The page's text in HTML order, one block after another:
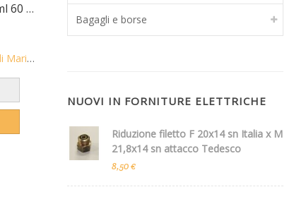
Silicone acetico NERO ml 60 per alte temperature fino a +260 C
S.n.c.
Chiavi a "T" a 3 teste maschio esagonali mm 2,5 con asta scorrevole • chrom vanadium FERMEC
10,37 € 7,26 € 6,90
Bagagli e borse
NUOVI IN FORNITURE ELETTRICHE
Riduzione filetto F 20x14 sn Italia x M
21,8x14 sn attacco Tedesco
8,50 €